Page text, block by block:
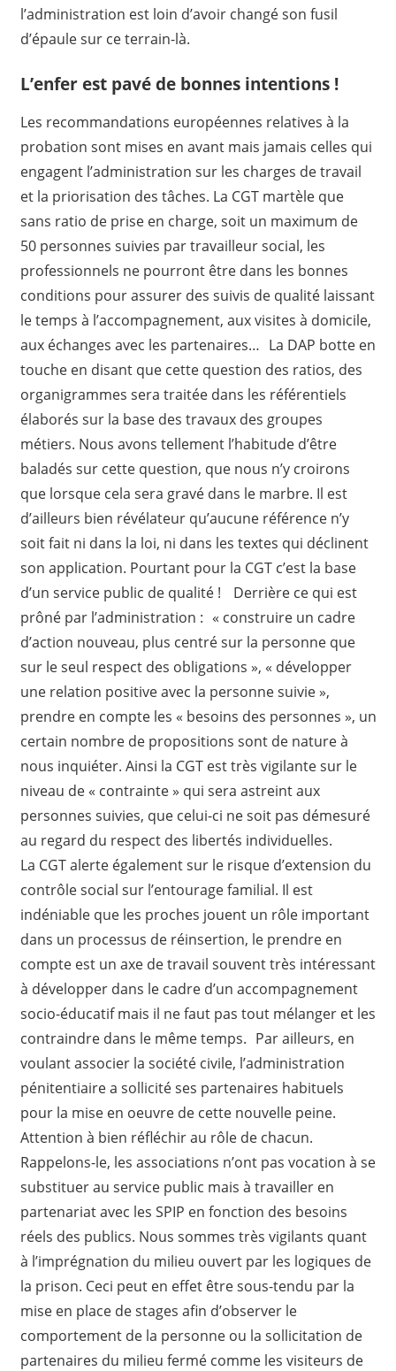
l’administration est loin d’avoir changé son fusil
d’épaule sur ce terrain-là.
L’enfer est pavé de bonnes intentions !
Les recommandations européennes relatives à la
probation sont mises en avant mais jamais celles qui
engagent l’administration sur les charges de travail
et la priorisation des tâches. La CGT martèle que
sans ratio de prise en charge, soit un maximum de
50 personnes suivies par travailleur social, les
professionnels ne pourront être dans les bonnes
conditions pour assurer des suivis de qualité laissant
le temps à l’accompagnement, aux visites à domicile,
aux échanges avec les partenaires… La DAP botte en
touche en disant que cette question des ratios, des
organigrammes sera traitée dans les référentiels
élaborés sur la base des travaux des groupes
métiers. Nous avons tellement l’habitude d’être
baladés sur cette question, que nous n’y croirons
que lorsque cela sera gravé dans le marbre. Il est
d’ailleurs bien révélateur qu’aucune référence n’y
soit fait ni dans la loi, ni dans les textes qui déclinent
son application. Pourtant pour la CGT c’est la base
d’un service public de qualité ! Derrière ce qui est
prôné par l’administration : « construire un cadre
d’action nouveau, plus centré sur la personne que
sur le seul respect des obligations », « développer
une relation positive avec la personne suivie »,
prendre en compte les « besoins des personnes », un
certain nombre de propositions sont de nature à
nous inquiéter. Ainsi la CGT est très vigilante sur le
niveau de « contrainte » qui sera astreint aux
personnes suivies, que celui-ci ne soit pas démesuré
au regard du respect des libertés individuelles.
La CGT alerte également sur le risque d’extension du
contrôle social sur l’entourage familial. Il est
indéniable que les proches jouent un rôle important
dans un processus de réinsertion, le prendre en
compte est un axe de travail souvent très intéressant
à développer dans le cadre d’un accompagnement
socio-éducatif mais il ne faut pas tout mélanger et les
contraindre dans le même temps. Par ailleurs, en
voulant associer la société civile, l’administration
pénitentiaire a sollicité ses partenaires habituels
pour la mise en oeuvre de cette nouvelle peine.
Attention à bien réfléchir au rôle de chacun.
Rappelons-le, les associations n’ont pas vocation à se
substituer au service public mais à travailler en
partenariat avec les SPIP en fonction des besoins
réels des publics. Nous sommes très vigilants quant
à l’imprégnation du milieu ouvert par les logiques de
la prison. Ceci peut en effet être sous-tendu par la
mise en place de stages afin d’observer le
comportement de la personne ou la sollicitation de
partenaires du milieu fermé comme les visiteurs de